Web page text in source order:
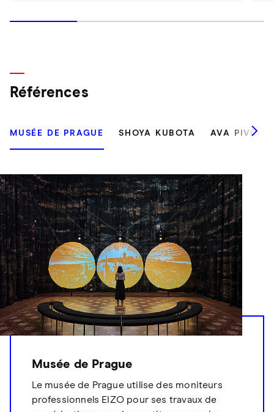
Références
MUSÉE DE PRAGUE SHOYA KUBOTA AVA PIVOT
Musée de Prague
Le musée de Prague utilise des moniteurs
professionnels EIZO pour ses travaux de